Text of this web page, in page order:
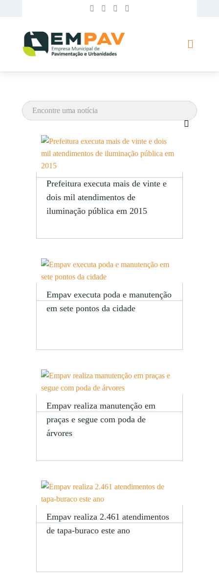
Prefeitura executa mais de vinte e
dois mil atendimentos de
iluminação pública em 2015
Empav executa poda e manutenção
em sete pontos da cidade
Empav realiza manutenção em
praças e segue com poda de
árvores
Empav realiza 2.461 atendimentos
de tapa-buraco este ano